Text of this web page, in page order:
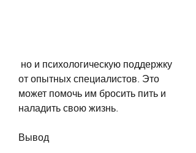
от опытных специалистов. Это
может помочь им бросить пить и
наладить свою жизнь.
Вывод